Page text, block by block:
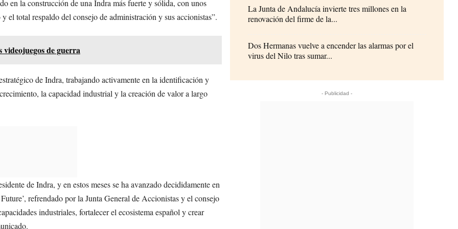
en la construcción de una Indra más fuerte y sólida, con unos
el total respaldo del consejo de administración y sus accionistas”.
de guerra
de Indra, trabajando activamente en la identificación y
la capacidad industrial y la creación de valor a largo
de Indra, y en estos meses se ha avanzado decididamente en
refrendado por la Junta General de Accionistas y el consejo
industriales, fortalecer el ecosistema español y crear
La Junta de Andalucía invierte tres millones en la
renovación del firme de la...
Dos Hermanas vuelve a encender las alarmas por el
virus del Nilo tras sumar...
- Publicidad -